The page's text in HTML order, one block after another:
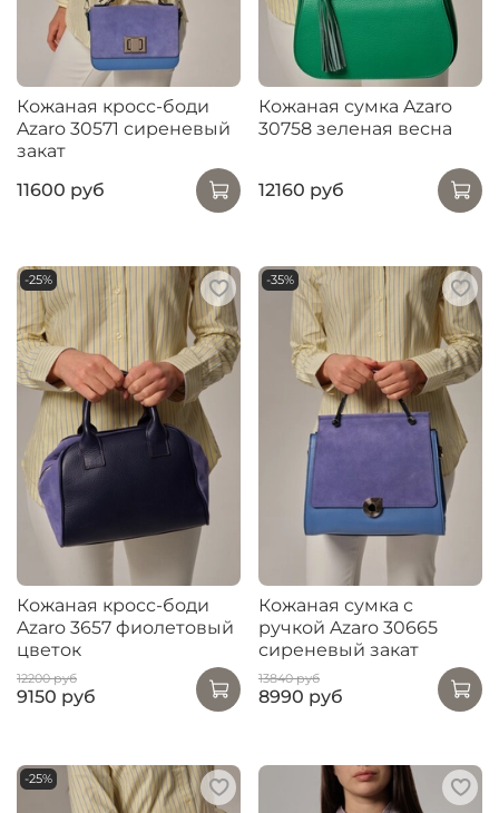
Кожаная кросс-боди
Azaro 30571 сиреневый
закат
11600 руб
Кожаная сумка Azaro
30758 зеленая весна
12160 руб
-25%
Кожаная кросс-боди
Azaro 3657 фиолетовый
цветок
12200 руб
9150 руб
-35%
Кожаная сумка с
ручкой Azaro 30665
сиреневый закат
13840 руб
8990 руб
-25%